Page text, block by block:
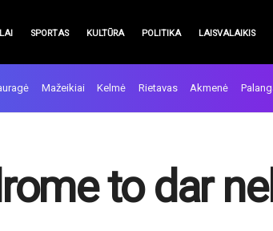
SPORTAS KULTŪRA POLITIKA LAISVALAIKIS
Mažeikiai Kelmė Rietavas Akmenė
to dar